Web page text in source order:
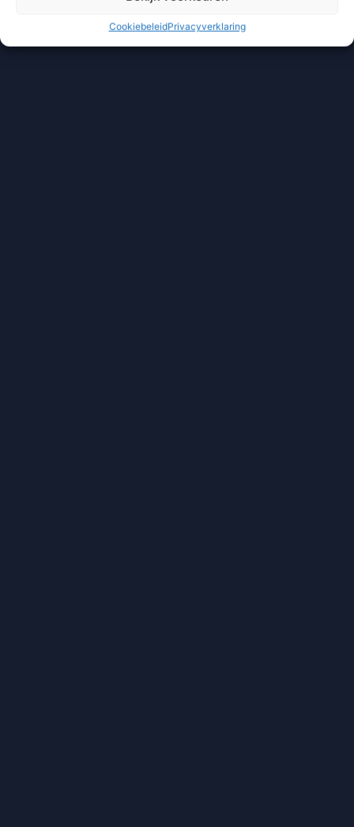
CookiebeleidPrivacyverklaring